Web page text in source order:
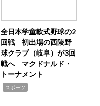
全日本学童軟式野球の2
回戦 初出場の西陵野
球クラブ（岐阜）が3回
戦へ マクドナルド・
トーナメント
スポーツ